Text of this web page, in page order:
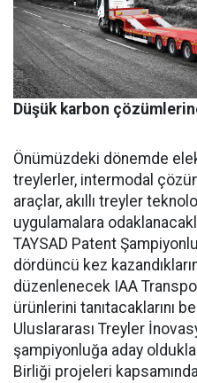
Düşük karbon
Önümüzdeki dönemde
treylerler, intermodal
araçlar, akıllı treyler
uygulamalara
TAYSAD Patent
dördüncü kez
düzenlenecek IAA
ürünlerini tanıtacaklarını
Uluslararası Treyler
şampiyonluğa aday
Birliği projeleri